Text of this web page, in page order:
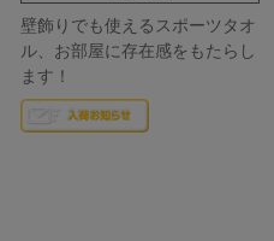
壁飾りでも使えるスポーツタオ
ル、お部屋に存在感をもたらし
ます！